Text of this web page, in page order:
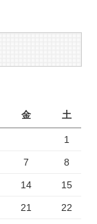
金 土
1
7 8
14 15
21 22